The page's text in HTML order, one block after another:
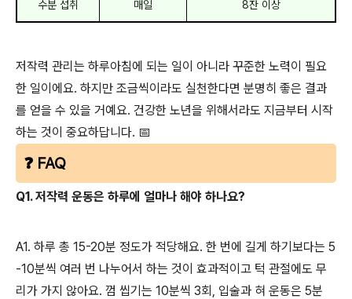
수분 섭취 매일 8잔 이상
저작력 관리는 하루아침에 되는 일이 아니라 꾸준한 노력이 필요
한 일이에요. 하지만 조금씩이라도 실천한다면 분명히 좋은 결과
를 얻을 수 있을 거예요. 건강한 노년을 위해서라도 지금부터 시작
하는 것이 중요하답니다. 📅
❓ FAQ
Q1. 저작력 운동은 하루에 얼마나 해야 하나요?
A1. 하루 총 15-20분 정도가 적당해요. 한 번에 길게 하기보다는 5
-10분씩 여러 번 나누어서 하는 것이 효과적이고 턱 관절에도 무
리가 가지 않아요. 껌 씹기는 10분씩 3회, 입술과 혀 운동은 5분